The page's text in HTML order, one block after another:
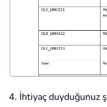
End
4. İhtiyaç duyduğunuz